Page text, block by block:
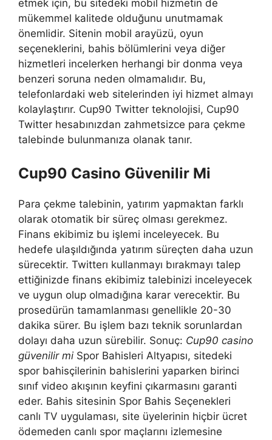
etmek için, bu sitedeki mobil hizmetin de
mükemmel kalitede olduğunu unutmamak
önemlidir. Sitenin mobil arayüzü, oyun
seçeneklerini, bahis bölümlerini veya diğer
hizmetleri incelerken herhangi bir donma veya
benzeri soruna neden olmamalıdır. Bu,
telefonlardaki web sitelerinden iyi hizmet almayı
kolaylaştırır. Cup90 Twitter teknolojisi, Cup90
Twitter hesabınızdan zahmetsizce para çekme
talebinde bulunmanıza olanak tanır.
Cup90 Casino Güvenilir Mi
Para çekme talebinin, yatırım yapmaktan farklı
olarak otomatik bir süreç olması gerekmez.
Finans ekibimiz bu işlemi inceleyecek. Bu
hedefe ulaşıldığında yatırım süreçten daha uzun
sürecektir. Twitterı kullanmayı bırakmayı talep
ettiğinizde finans ekibimiz talebinizi inceleyecek
ve uygun olup olmadığına karar verecektir. Bu
prosedürün tamamlanması genellikle 20-30
dakika sürer. Bu işlem bazı teknik sorunlardan
dolayı daha uzun sürebilir. Sonuç: Cup90 casino
güvenilir mi Spor Bahisleri Altyapısı, sitedeki
spor bahisçilerinin bahislerini yaparken birinci
sınıf video akışının keyfini çıkarmasını garanti
eder. Bahis sitesinin Spor Bahis Seçenekleri
canlı TV uygulaması, site üyelerinin hiçbir ücret
ödemeden canlı spor maçlarını izlemesine